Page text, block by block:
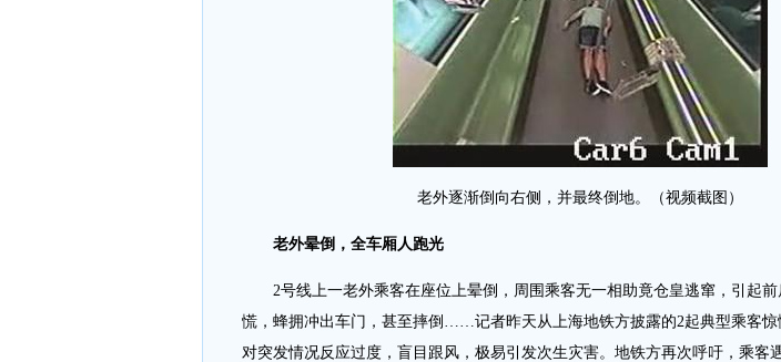
老外逐渐倒向右侧，并最终倒地。（视频截图）
老外晕倒，全车厢人跑光
2号线上一老外乘客在座位上晕倒，周围乘客无一相助竟仓皇逃窜，引起
慌，蜂拥冲出车门，甚至摔倒……记者昨天从上海地铁方披露的2起典型乘客惊
对突发情况反应过度，盲目跟风，极易引发次生灾害。地铁方再次呼吁，乘客